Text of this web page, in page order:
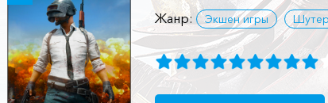
Жанр: Экшен игры